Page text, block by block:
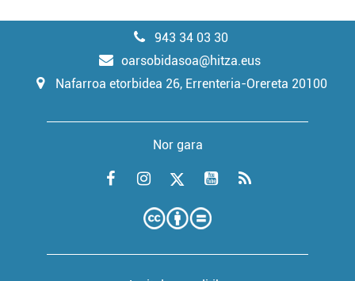
943 34 03 30
oarsobidasoa@hitza.eus
Nafarroa etorbidea 26, Errenteria-Orereta 20100
Nor gara